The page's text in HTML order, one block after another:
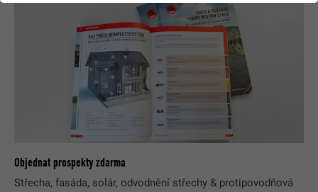
Objednat prospekty zdarma
Střecha, fasáda, solár, odvodnění střechy & protipovodňová